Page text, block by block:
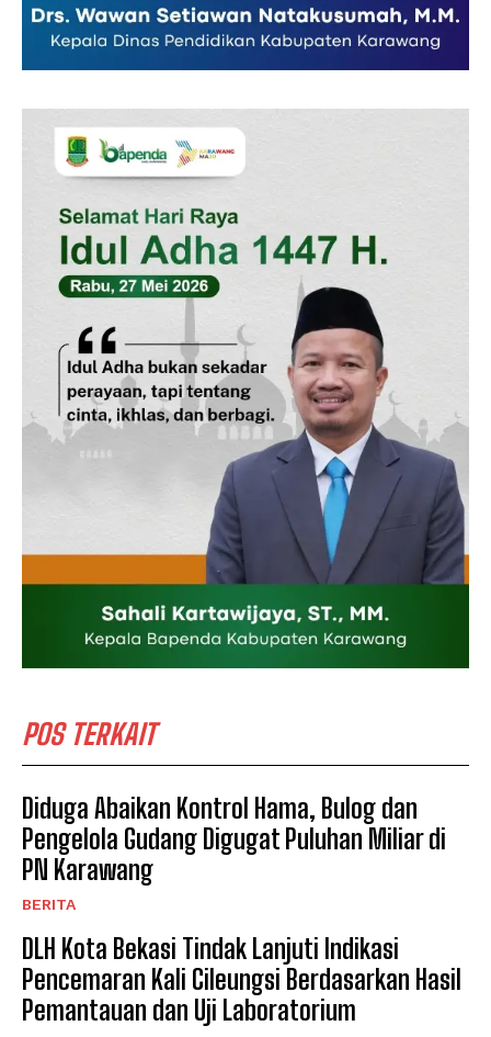
Kontak Kami
Redaksi
Indeks Berita
POS TERKAIT
Diduga Abaikan Kontrol Hama, Bulog dan
Pengelola Gudang Digugat Puluhan Miliar di
PN Karawang
BERITA
DLH Kota Bekasi Tindak Lanjuti Indikasi
Pencemaran Kali Cileungsi Berdasarkan Hasil
Pemantauan dan Uji Laboratorium